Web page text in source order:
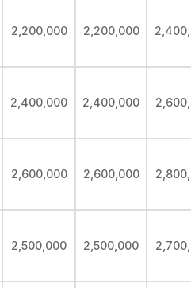
2,200,000 2,200,000
2,400,000 2,400,000
2,600,000 2,600,000
2,500,000 2,500,000